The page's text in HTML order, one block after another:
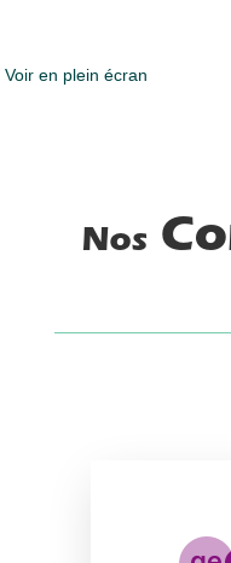
Voir en plein écran
Nos